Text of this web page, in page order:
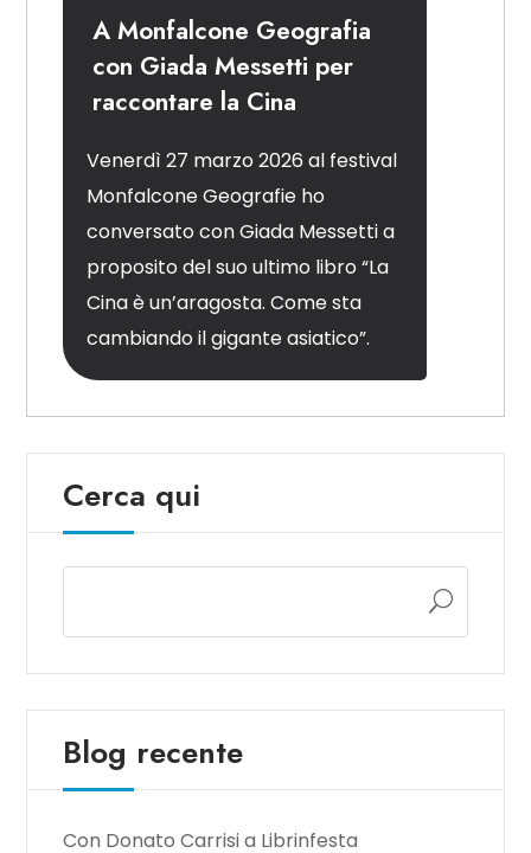
A Monfalcone Geografia
con Giada Messetti per
raccontare la Cina
Venerdì 27 marzo 2026 al festival
Monfalcone Geografie ho
conversato con Giada Messetti a
proposito del suo ultimo libro “La
Cina è un’aragosta. Come sta
cambiando il gigante asiatico”.
Cerca qui
Blog recente
Con Donato Carrisi a Librinfesta